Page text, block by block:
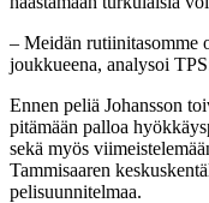
– Meidän rutiinitasomme
joukkueena, analysoi
Ennen peliä Johansson
pitämään palloa
sekä myös
Tammisaaren
pelisuunnitelmaa.